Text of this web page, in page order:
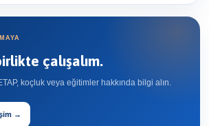
çalışalım.
koçluk veya eğitimler hakkında bilgi alın.
→